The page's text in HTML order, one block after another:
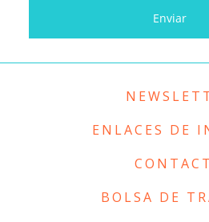
ENLACES DE
BOLSA DE